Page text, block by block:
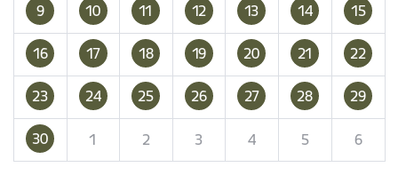
9 10 11 12 13 14 15
16 17 18 19 20 21 22
23 24 25 26 27 28 29
30 1 2 3 4 5 6